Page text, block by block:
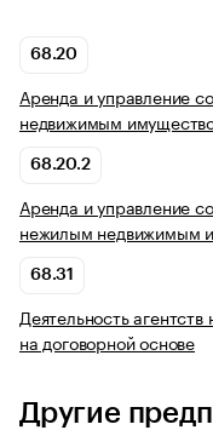
68.20
Аренда и управление
недвижимым
68.20.2
Аренда и управление
нежилым недвижимым
68.31
Деятельность
на договорной основе
Другие